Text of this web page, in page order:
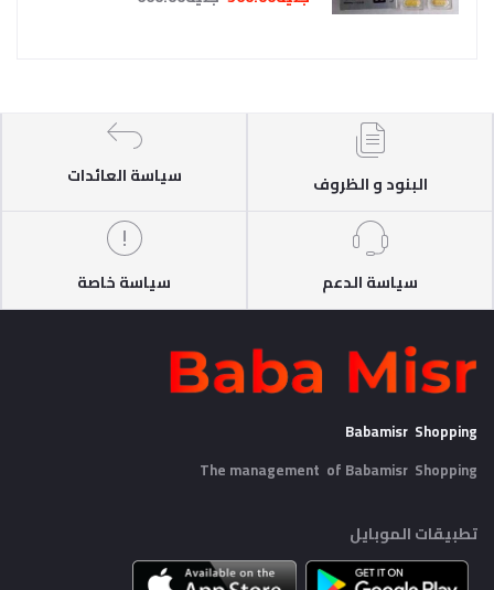
البنود و الظروف سياسة العائدات
سياسة الدعم سياسة خاصة
Babamisr Shopping
The management of Babamisr Shopping
تطبيقات الموبايل